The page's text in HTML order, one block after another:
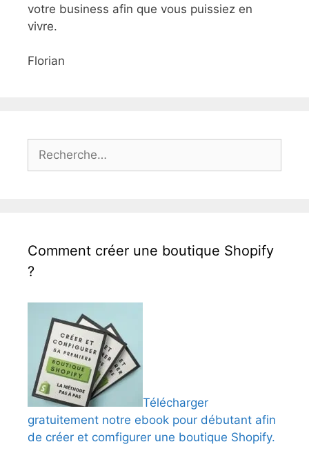
votre business afin que vous puissiez en
vivre.
Florian
Rechercher :
Comment créer une boutique Shopify
?
Télécharger
gratuitement notre ebook pour débutant afin
de créer et comfigurer une boutique Shopify.